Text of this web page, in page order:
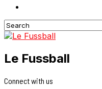
Le Fussball
Connect with us